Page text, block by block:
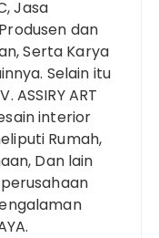
Jasa
dan
Serta Karya
Selain itu
ASSIRY ART
interior
Rumah,
Dan lain
perusahaan